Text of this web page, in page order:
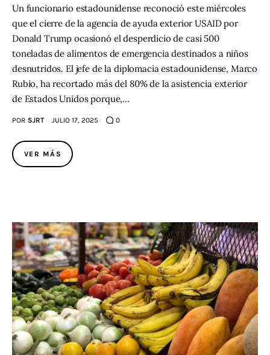
Un funcionario estadounidense reconoció este miércoles
que el cierre de la agencia de ayuda exterior USAID por
Donald Trump ocasionó el desperdicio de casi 500
toneladas de alimentos de emergencia destinados a niños
desnutridos. El jefe de la diplomacia estadounidense, Marco
Rubio, ha recortado más del 80% de la asistencia exterior
de Estados Unidos porque,…
POR SJRT JULIO 17, 2025 0
VER MÁS